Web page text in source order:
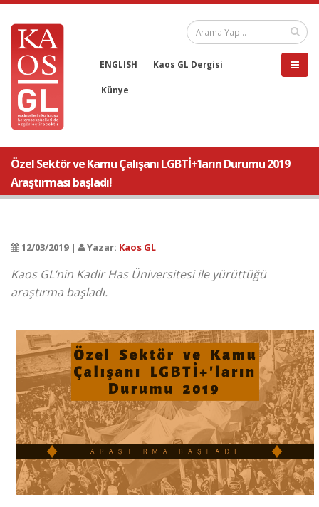
ENGLISH Kaos GL Dergisi
Künye
Özel Sektör ve Kamu Çalışanı LGBTİ+’ların Durumu 2019
Araştırması başladı!
12/03/2019 | Yazar: Kaos GL
Kaos GL’nin Kadir Has Üniversitesi ile yürüttüğü
araştırma başladı.